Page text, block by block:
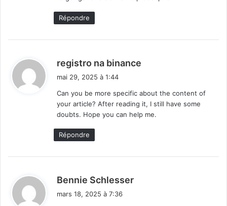
Répondre
registro na binance
:
mai 29, 2025 à 1:44
Can you be more specific about the content of
your article? After reading it, I still have some
doubts. Hope you can help me.
Répondre
Bennie Schlesser
mars 18, 2025 à 7:36